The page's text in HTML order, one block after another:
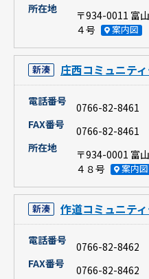
所在地
〒934-0011 富
４号
案内図
新湊 庄西コミュニテ
電話番号
0766-82-8461
FAX番号
0766-82-8461
所在地
〒934-0001 富
４８号
案内図
新湊 作道コミュニテ
電話番号
0766-82-8462
FAX番号
0766-82-8462